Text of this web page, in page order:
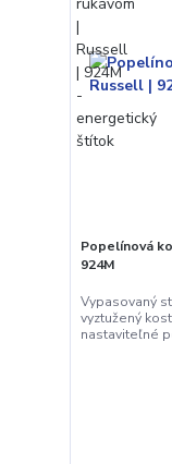
Popelínová
924M
Vypasovaný
vyztužený
nastaviteľné